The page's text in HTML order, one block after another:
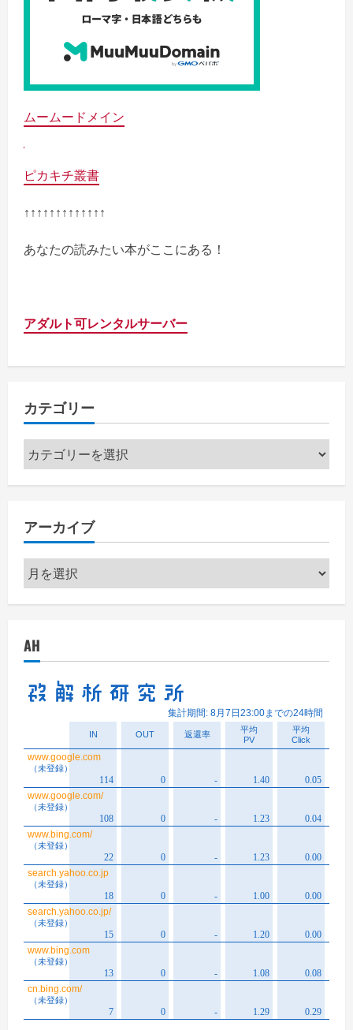
ムームードメイン
ピカキチ叢書
↑↑↑↑↑↑↑↑↑↑↑↑↑
あなたの読みたい本がここにある！
アダルト可レンタルサーバー
カテゴリー
カ
テ
ー
アーカイブ
ア
ー
ブ
AH